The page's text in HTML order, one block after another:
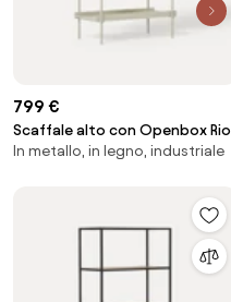
799 €
Scaffale alto con Openbox Rio
In metallo, in legno, industriale